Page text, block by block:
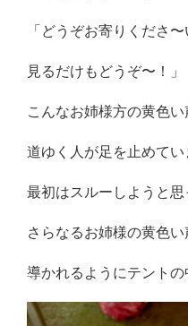
「どうぞお寄りくださ〜
見るだけもどうぞ〜！」
こんなお姉様方の黄色い
道ゆく人が足を止めてい
最初はスルーしようと思
さらなるお姉様の黄色い
導かれるようにテントの